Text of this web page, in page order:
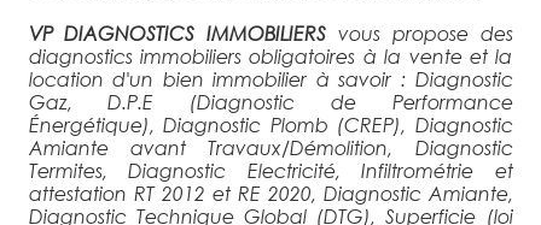
VP DIAGNOSTICS IMMOBILIERS vous propose des
diagnostics immobiliers obligatoires à la vente et la
location d'un bien immobilier à savoir : Diagnostic
Gaz, D.P.E (Diagnostic de Performance
Énergétique), Diagnostic Plomb (CREP), Diagnostic
Amiante avant Travaux/Démolition, Diagnostic
Termites, Diagnostic Electricité, Infiltrométrie et
attestation RT 2012 et RE 2020, Diagnostic Amiante,
Diagnostic Technique Global (DTG), Superficie (loi